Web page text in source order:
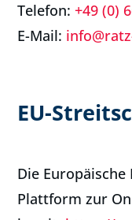
Telefon:+49 (0)
E-Mail:
EU-
Die
Plattform zur